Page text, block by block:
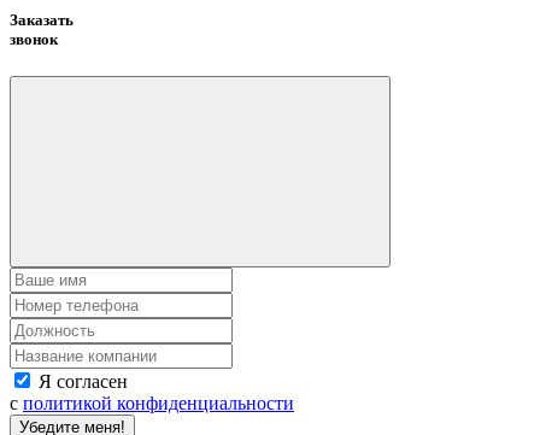
Заказать
звонок
Я согласен
с политикой конфиденциальности
Убедите меня!